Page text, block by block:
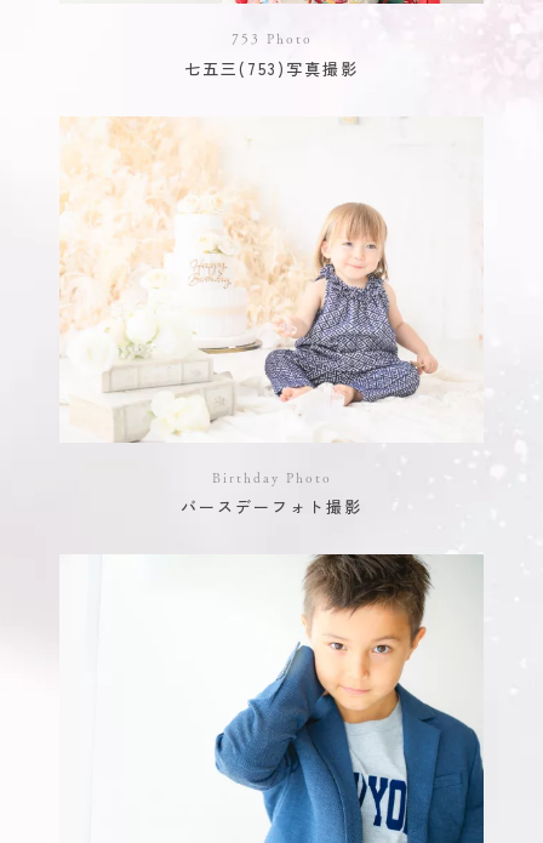
753 Photo
七五三(753)写真撮影
Birthday Photo
バースデーフォト撮影